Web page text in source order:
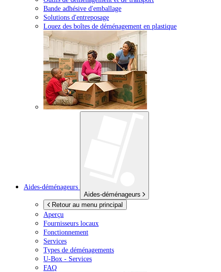
Bande adhésive d'emballage
Solutions d'entreposage
Louez des boîtes de déménagement en plastique
Aides-déménageurs
Aides-déménageurs
Retour au menu principal
Aperçu
Fournisseurs locaux
Fonctionnement
Services
Types de déménagements
U-Box - Services
FAQ